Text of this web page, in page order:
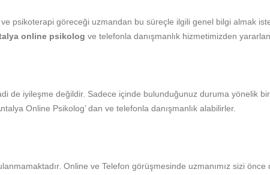
ve psikoterapi göreceği uzmandan bu süreçle ilgili genel bilgi almak
online psikolog ve telefonla danışmanlık hizmetimizden
de iyileşme değildir. Sadece içinde bulunduğunuz duruma yönelik
Online Psikolog’ dan ve telefonla danışmanlık alabilirler.
Online ve Telefon görüşmesinde uzmanımız sizi önce